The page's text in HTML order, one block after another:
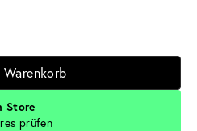
Warenkorb
Store
prüfen